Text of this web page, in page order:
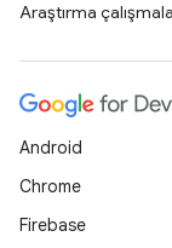
Araştırma
Android
Chrome
Firebase